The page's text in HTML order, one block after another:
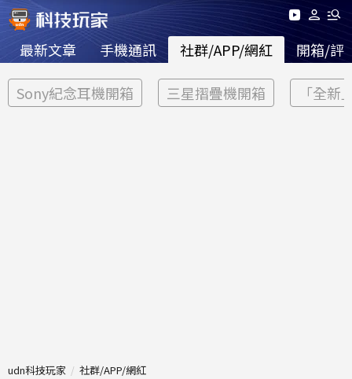
最新文章 手機通訊 社群/APP/網紅 開箱/評
Sony紀念耳機開箱 三星摺疊機開箱 「全新
udn科技玩家 社群/APP/網紅